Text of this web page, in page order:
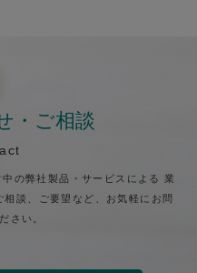
・ご相談
の弊社製品・サービスによる 業
談、ご要望など、お気軽にお問
さい。